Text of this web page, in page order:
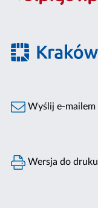
Wyślij e-mailem
Wersja do druku